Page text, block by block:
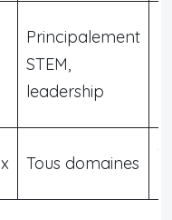
Principalement
STEM,
leadership
Tous domaines